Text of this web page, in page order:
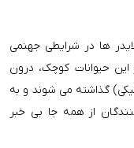
ها در شرایطی جهنمی
حیوانات کوچک، درون
گذاشته می شوند و به
از همه جا بی خبر